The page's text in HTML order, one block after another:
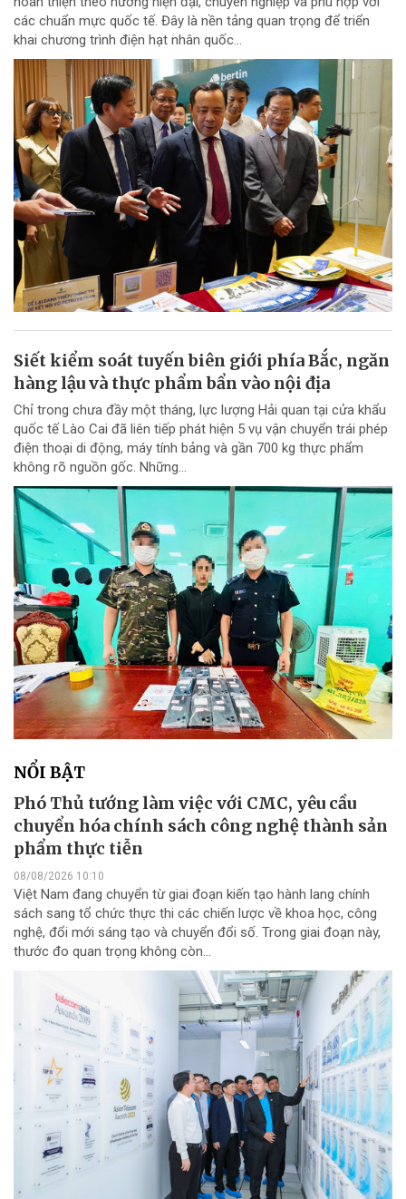
các chuẩn mực quốc tế. Đây là nền tảng quan trọng để triển
khai chương trình điện hạt nhân quốc...
Siết kiểm soát tuyến biên giới phía Bắc, ngăn
hàng lậu và thực phẩm bẩn vào nội địa
Chỉ trong chưa đầy một tháng, lực lượng Hải quan tại cửa khẩu
quốc tế Lào Cai đã liên tiếp phát hiện 5 vụ vận chuyển trái phép
điện thoại di động, máy tính bảng và gần 700 kg thực phẩm
không rõ nguồn gốc. Những...
NỔI BẬT
Phó Thủ tướng làm việc với CMC, yêu cầu
chuyển hóa chính sách công nghệ thành sản
phẩm thực tiễn
08/08/2026 10:10
Việt Nam đang chuyển từ giai đoạn kiến tạo hành lang chính
sách sang tổ chức thực thi các chiến lược về khoa học, công
nghệ, đổi mới sáng tạo và chuyển đổi số. Trong giai đoạn này,
thước đo quan trọng không còn...